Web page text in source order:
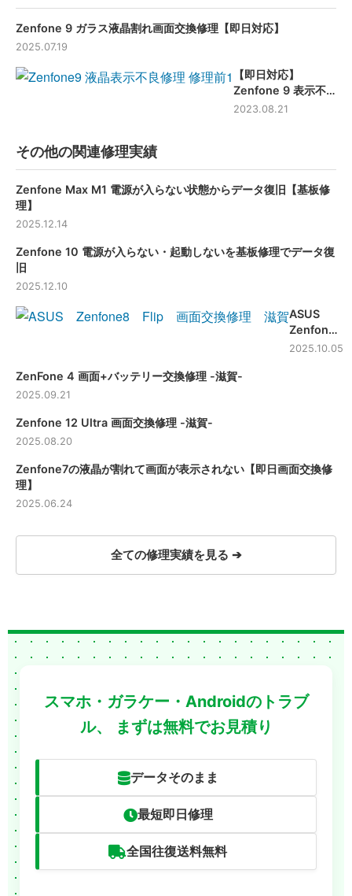
Zenfone 9 ガラス液晶割れ画面交換修理【即日対応】
2025.07.19
【即日対応】
Zenfone 9 表示不
良修理 -大阪-
2023.08.21
その他の関連修理実績
Zenfone Max M1 電源が入らない状態からデータ復旧【基板修
理】
2025.12.14
Zenfone 10 電源が入らない・起動しないを基板修理でデータ復
旧
2025.12.10
ASUS
Zenfone8
Flip 画面
2025.10.05
ZenFone 4 画面+バッテリー交換修理 -滋賀-
2025.09.21
Zenfone 12 Ultra 画面交換修理 -滋賀-
2025.08.20
Zenfone7の液晶が割れて画面が表示されない【即日画面交換修
理】
2025.06.24
全ての修理実績を見る ➔
スマホ・ガラケー・Androidのトラブ
ル、
まずは無料でお見積り
データそのまま
最短即日修理
全国往復送料無料